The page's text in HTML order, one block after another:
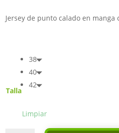
era:
115,95€.
es:
Jersey de punto calado en
Talla
38
40
42
Limpiar